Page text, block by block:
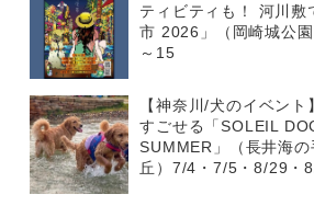
ティビティも！ 河川敷
市 2026」（岡崎城公
～15
【神奈川/犬のイベン
すごせる「SOLEIL
SUMMER」（長井海
丘）7/4・7/5・8/29・